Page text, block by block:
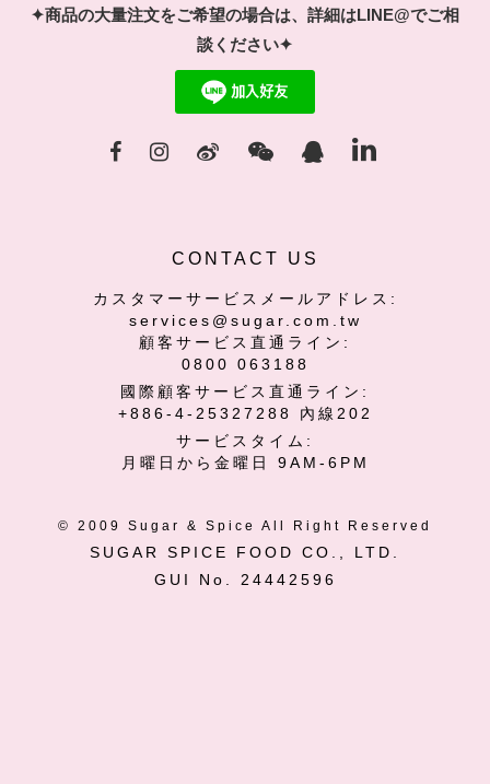
✦商品の大量注文をご希望の場合は、詳細はLINE@でご相
談ください✦
CONTACT US
カスタマーサービスメールアドレス:
services@sugar.com.tw
顧客サービス直通ライン:
0800 063188
國際 顧客 サービス直通ライン:
+886-4-25327288 內線202
サービスタイム:
月曜日から金曜日 9AM-6PM
© 2009 Sugar & Spice All Right Reserved
SUGAR SPICE FOOD CO., LTD.
GUI No. 24442596